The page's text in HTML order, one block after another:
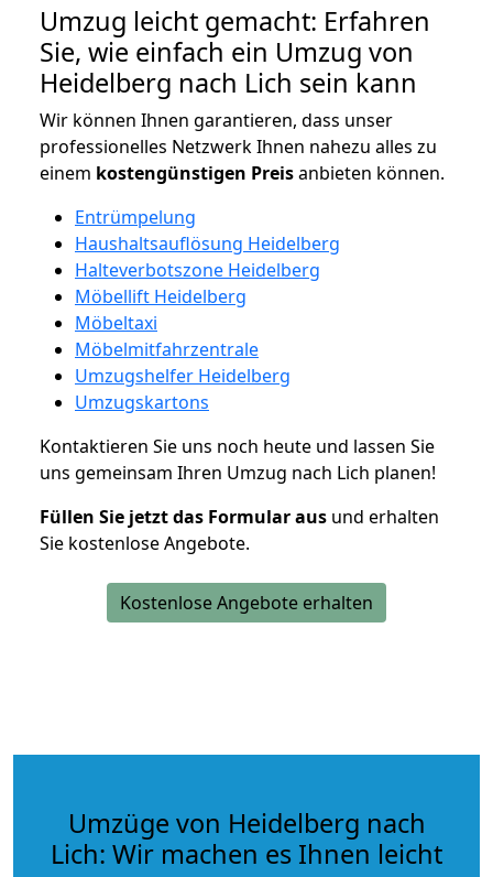
Umzug leicht gemacht: Erfahren
Sie, wie einfach ein Umzug von
Heidelberg nach Lich sein kann
Wir können Ihnen garantieren, dass unser
professionelles Netzwerk Ihnen nahezu alles zu
einem kostengünstigen Preisanbieten können.
Entrümpelung
Haushaltsauflösung Heidelberg
Halteverbotszone Heidelberg
Möbellift Heidelberg
Möbeltaxi
Möbelmitfahrzentrale
Umzugshelfer Heidelberg
Umzugskartons
Kontaktieren Sie uns noch heute und lassen Sie
uns gemeinsam Ihren Umzug nach Lich planen!
Füllen Sie jetzt das Formular aus und erhalten
Sie kostenlose Angebote.
Kostenlose Angebote erhalten
Umzüge von Heidelberg nach
Lich: Wir machen es Ihnen leicht